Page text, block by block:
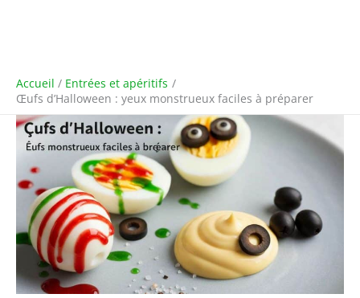
Accueil
Entrées et apéritifs
Œufs d’Halloween : yeux monstrueux faciles à préparer